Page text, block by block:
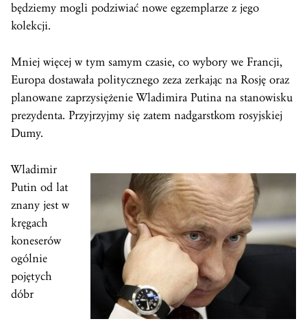
będziemy mogli podziwiać nowe egzemplarze z jego
kolekcji.
Mniej więcej w tym samym czasie, co wybory we Francji,
Europa dostawała politycznego zeza zerkając na Rosję oraz
planowane zaprzysiężenie Wladimira Putina na stanowisku
prezydenta. Przyjrzyjmy się zatem nadgarstkom rosyjskiej
Dumy.
Wladimir
Putin od lat
znany jest w
kręgach
koneserów
ogólnie
pojętych
dóbr